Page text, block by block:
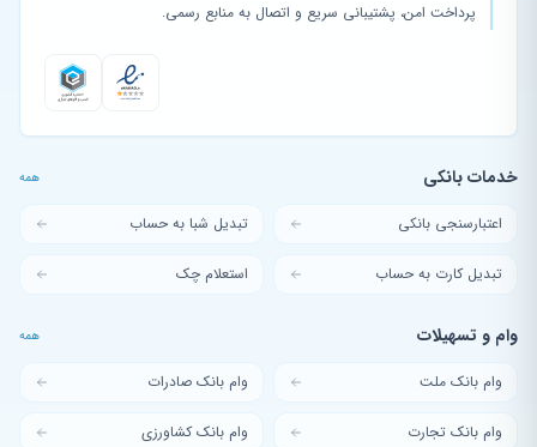
پرداخت امن، پشتیبانی سریع و اتصال به منابع رسمی.
خدمات بانکی همه
اعتبارسنجی بانکی تبدیل شبا به حساب
تبدیل کارت به حساب استعلام چک
وام و تسهیلات همه
وام بانک ملت وام بانک صادرات
وام بانک تجارت وام بانک کشاورزی